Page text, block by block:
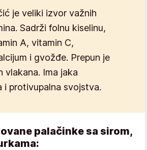
je veliki izvor važnih
Sadrži folnu kiselinu,
A, vitamin C,
i gvožđe. Prepun je
vlakana. Ima jaka
i protivupalna svojstva.
palačinke sa sirom,